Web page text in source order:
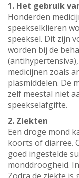
1. Het gebruik
Honderden
speekselklieren
speeksel. Dit zijn
worden bij de
medicijnen zoals
plasmiddelen. De
zelf meestal niet
speekselafgifte.
2. Ziekten
Een droge mond
koorts of diarree.
goed ingestelde
monddroogheid.
Zodra de ziekte is